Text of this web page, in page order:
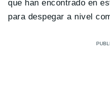
que han encontrado en
para despegar a nivel